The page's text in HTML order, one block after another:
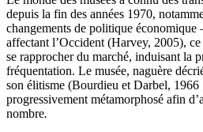
depuis la fin des années 1970,
changements de politique
affectant l’Occident (Harvey, 2005),
se rapprocher du marché, induisant la
fréquentation. Le musée, naguère
son élitisme (Bourdieu et Darbel, 1966
progressivement métamorphosé afin
nombre.